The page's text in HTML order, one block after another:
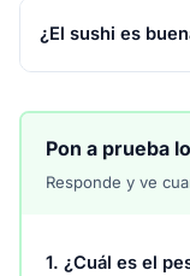
¿El sushi es
Pon a prueba
Responde y ve
1. ¿Cuál es el